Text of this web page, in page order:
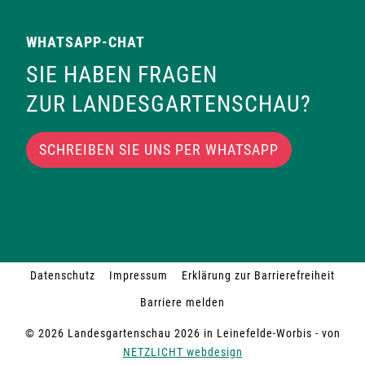
WHATSAPP-CHAT
SIE HABEN FRAGEN
ZUR LANDESGARTENSCHAU?
SCHREIBEN SIE UNS PER WHATSAPP
© 2026 Landesgartenschau 2026 in Leinefelde-Worbis - von
NETZLICHT webdesign
Datenschutz Impressum
Erklärung zur Barrierefreiheit
Barriere melden